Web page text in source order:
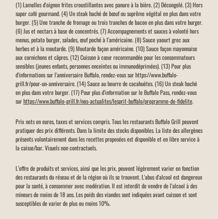
(1) Lamelles d'oignon frites croustillantes avec panure à la bière. (2) Décongelé. (3) Hors
super café gourmand. (4) Un steak haché de bœuf ou suprême végétal en plus dans votre
burger. (5) Une tranche de fromage ou trois tranches de bacon en plus dans votre burger.
(6) Jus et nectars à base de concentrés. (7) Accompagnements et sauces à volonté hors
menus, potato burger, salades, œuf poché à l'américaine. (8) Sauce yaourt grec aux
herbes et à la moutarde. (9) Moutarde façon américaine. (10) Sauce façon mayonnaise
aux cornichons et câpres. (12) Cuisson à cœur recommandée pour les consommateurs
sensibles (jeunes enfants, personnes enceintes ou immunodéprimées). (13) Pour plus
d'informations sur l'anniversaire Buffalo, rendez-vous sur https://www.buffalo-
grill.fr/pour-un-anniversaire. (14) Sauce au beurre de cacahuètes. (16) Un steak haché
en plus dans votre burger. (17) Pour plus d'information sur le Buffalo Pass, rendez-vous
surhttps://www.buffalo-grill.fr/nos-actualites/lesprit-buffalo/programme-de-fidelite.
Prix nets en euros, taxes et services compris. Tous les restaurants Buffalo Grill peuvent
pratiquer des prix différents. Dans la limite des stocks disponibles. La liste des allergènes
présents volontairement dans les recettes proposées est disponible et en libre service à
la caisse/bar. Visuels non contractuels.
L’offre de produits et services, ainsi que les prix, peuvent légèrement varier en fonction
des restaurants du réseau et de la région où ils se trouvent. L'abus d'alcool est dangereux
pour la santé, à consommer avec modération. Il est interdit de vendre de l'alcool à des
mineurs de moins de 18 ans. Les poids des viandes sont indiquées avant cuisson et sont
susceptibles de varier de plus ou moins 10%.